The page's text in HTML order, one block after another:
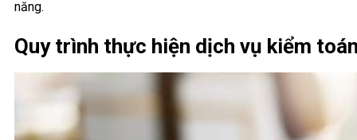
năng.
Quy trình thực hiện dịch vụ kiểm